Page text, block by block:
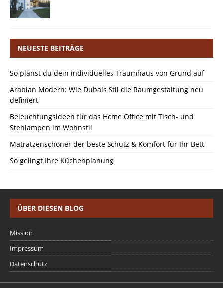
NEUESTE BEITRÄGE
So planst du dein individuelles Traumhaus von Grund auf
Arabian Modern: Wie Dubais Stil die Raumgestaltung neu
definiert
Beleuchtungsideen für das Home Office mit Tisch- und
Stehlampen im Wohnstil
Matratzenschoner der beste Schutz & Komfort für Ihr Bett
So gelingt Ihre Küchenplanung
ÜBER DIESEN BLOG
Mission
Impressum
Datenschutz